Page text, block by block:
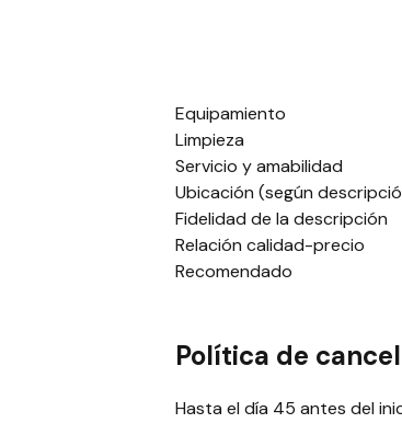
Equipamiento
Limpieza
Servicio y amabilidad
Ubicación (según
Fidelidad de la descripción
Relación calidad-precio
Recomendado
Política de
Hasta el día 45 antes del